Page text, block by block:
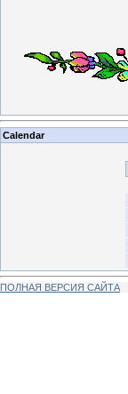
Calendar
ПОЛНАЯ ВЕРСИЯ САЙТА